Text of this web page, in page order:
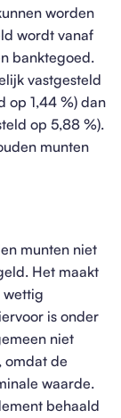
worden
wordt vanaf
banktegoed.
vastgesteld
op 1,44 %) dan
op 5,88 %).
munten
munten niet
Het maakt
wettig
is onder
niet
omdat de
waarde.
behaald